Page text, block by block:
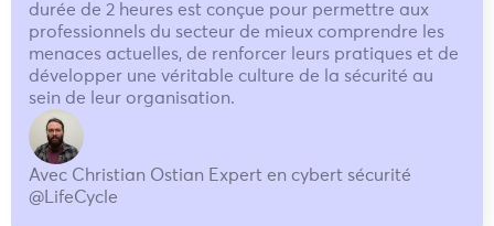
durée de 2 heures est conçue pour permettre aux
professionnels du secteur de mieux comprendre les
menaces actuelles, de renforcer leurs pratiques et de
développer une véritable culture de la sécurité au
sein de leur organisation.
Avec Christian Ostian Expert en cybert sécurité
@LifeCycle